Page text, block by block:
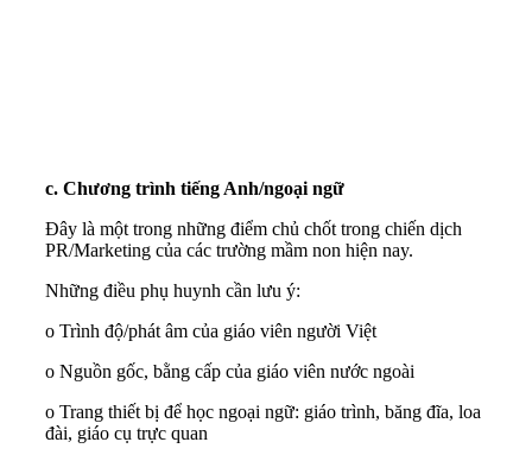
c. Chương trình tiếng Anh/ngoại ngữ
Đây là một trong những điểm chủ chốt trong chiến dịch
PR/Marketing của các trường mầm non hiện nay.
Những điều phụ huynh cần lưu ý:
o Trình độ/phát âm của giáo viên người Việt
o Nguồn gốc, bằng cấp của giáo viên nước ngoài
o Trang thiết bị để học ngoại ngữ: giáo trình, băng đĩa, loa
đài, giáo cụ trực quan